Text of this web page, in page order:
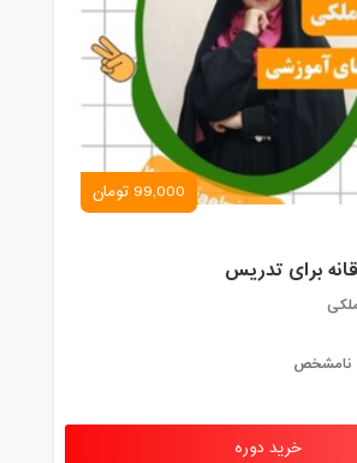
99,000 تومان
برای تدریس
نامشخص
خرید دوره